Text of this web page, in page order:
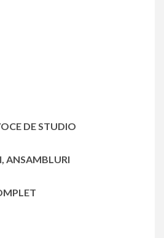
DE STUDIO
ANSAMBLURI